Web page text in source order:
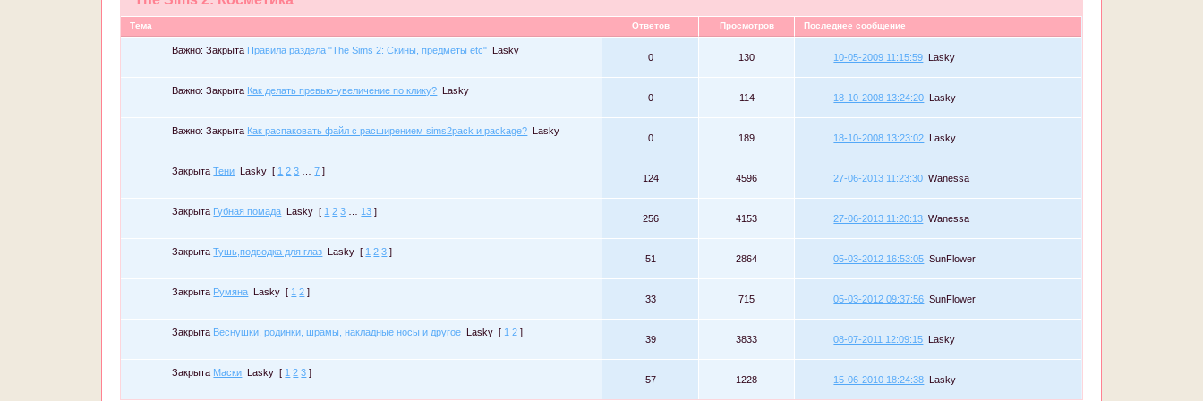
Тема Ответов Просмотров Последнее сообщение
Важно: Закрыта Правила раздела "The Sims 2: Скины, предметы etc" Lasky
0 130 10-05-2009 11:15:59 Lasky
Важно: Закрыта Как делать превью-увеличение по клику? Lasky
0 114 18-10-2008 13:24:20 Lasky
Важно: Закрыта Как распаковать файл с расширением sims2pack и package? Lasky
0 189 18-10-2008 13:23:02 Lasky
ЗакрытаТени Lasky [ 1 2 3 7 ]
124 4596 27-06-2013 11:23:30 Wanessa
Закрыта Губная помада Lasky [ 1 2 3 13 ]
256 4153 27-06-2013 11:20:13 Wanessa
ЗакрытаТушь,подводка для глаз Lasky [ 1 2 3 ]
51 2864 05-03-2012 16:53:05 SunFlower
Закрыта Румяна Lasky [ 1 2 ]
33 715 05-03-2012 09:37:56 SunFlower
Закрыта Веснушки, родинки, шрамы, накладные носы и другое Lasky [ 1 2 ]
39 3833 08-07-2011 12:09:15 Lasky
Закрыта Маски Lasky [ 1 2 3 ]
57 1228 15-06-2010 18:24:38 Lasky